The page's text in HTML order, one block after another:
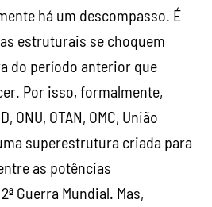
há um descompasso. É
estruturais se choquem
do período anterior que
Por isso, formalmente,
ONU, OTAN, OMC, União
superestrutura criada para
as potências
Guerra Mundial. Mas,